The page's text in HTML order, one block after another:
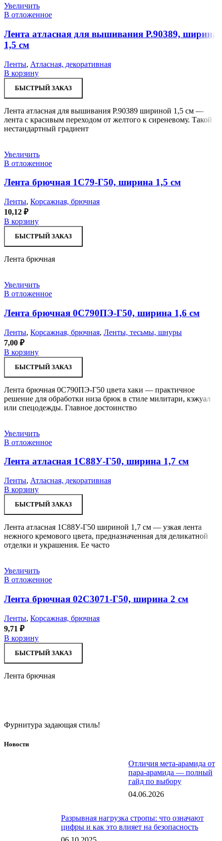
Увеличить
В отложенное
Лента атласная для вышивания Р.90389, ширина
1,5 см
Ленты, Атласная, декоративная
В корзину
БЫСТРЫЙ ЗАКАЗ
Лента атласная для вышивания Р.90389 шириной 1,5 см —
лента с красивым переходом от желтого к сиреневому. Такой
нестандартный градиент
Увеличить
В отложенное
Лента брючная 1С79-Г50, ширина 1,5 см
Ленты, Корсажная, брючная
10,12 ₽
В корзину
БЫСТРЫЙ ЗАКАЗ
Лента брючная
Увеличить
В отложенное
Лента брючная 0С790ПЭ-Г50, ширина 1,6 см
Ленты, Корсажная, брючная, Ленты, тесьмы, шнуры
7,00 ₽
В корзину
БЫСТРЫЙ ЗАКАЗ
Лента брючная 0С790ПЭ-Г50 цвета хаки — практичное
решение для обработки низа брюк в стиле милитари, кэжуал
или спецодежды. Главное достоинство
Увеличить
В отложенное
Лента атласная 1С88У-Г50, ширина 1,7 см
Ленты, Атласная, декоративная
В корзину
БЫСТРЫЙ ЗАКАЗ
Лента атласная 1С88У-Г50 шириной 1,7 см — узкая лента
нежного кремового цвета, предназначенная для деликатной
отделки и украшения. Ее часто
Увеличить
В отложенное
Лента брючная 02С3071-Г50, ширина 2 см
Ленты, Корсажная, брючная
9,71 ₽
В корзину
БЫСТРЫЙ ЗАКАЗ
Лента брючная
Фурнитура задающая стиль!
Новости
Отличия мета-арамида от
пара-арамида — полный
гайд по выбору
04.06.2026
Разрывная нагрузка стропы: что означают
цифры и как это влияет на безопасность